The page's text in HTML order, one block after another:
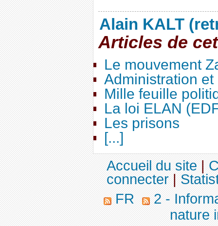
Alain KALT
Articles de
Le mouvement
Administration
Mille feuille
La loi ELAN
Les prisons
[...]
Accueil du site|
connecter|
FR
2 -
nature